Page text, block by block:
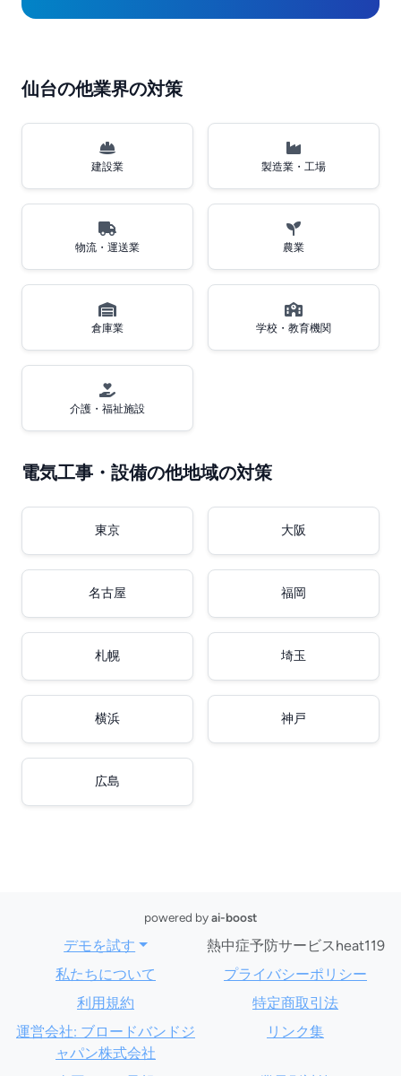
仙台の他業界の対策
建設業 製造業・工場
物流・運送業 農業
倉庫業 学校・教育機関
介護・福祉施設
電気工事・設備の他地域の対策
東京 大阪
名古屋 福岡
札幌 埼玉
横浜 神戸
広島
powered byai-boost
デモを試す
熱中症予防サービスheat119
私たちについて
プライバシーポリシー
利用規約
特定商取引法
運営会社: ブロードバンドジ
ャパン株式会社
リンク集